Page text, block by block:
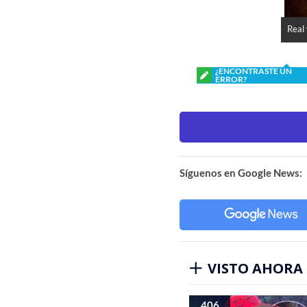
Real
¿ENCONTRASTE UN
ERROR?
Síguenos en Google News:
VISTO AHORA